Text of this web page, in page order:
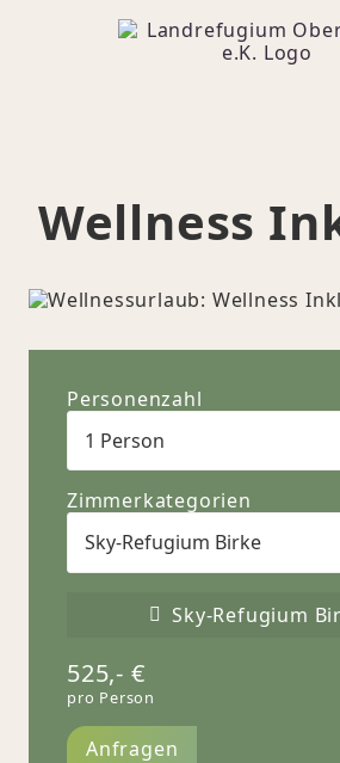
Wellness
Personenzahl
Zimmerkategorien
Sky-Refugium
525,- €
pro Person
Anfragen